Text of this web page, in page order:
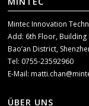
Mintec Innovation
Add: 6th Floor, Building
Bao’an District,
Tel: 0755-23592960
E-Mail:
ÜBER UNS